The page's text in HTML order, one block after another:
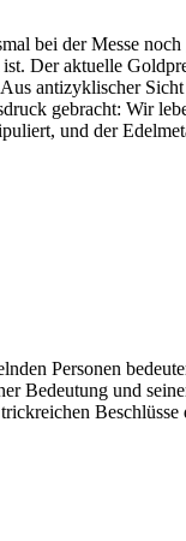
bei der Messe
Der aktuelle
antizyklischer
gebracht: Wir
und der
Personen
Bedeutung und